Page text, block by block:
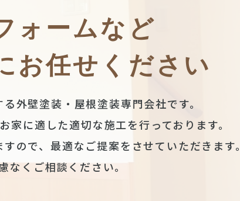
ォームなど
お任せください
外壁塗装・屋根塗装専門会社です。
に適した適切な施工を行っております。
ので、最適なご提案をさせていただきます。
くご相談ください。